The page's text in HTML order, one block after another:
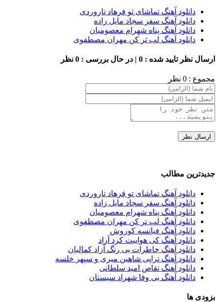
دانلود آهنگ تماشای تو فرهاد تاروردی
دانلود آهنگ سفر سجاد مایل زاده
دانلود آهنگ پناه شهرام معصومیان
دانلود آهنگ لب تر کن مهران مصطفوی
ارسال نظرتایید شده : 0 | در حال بررسی : 0 نظر
مجموع : 0 نظر
جدیدترین مطالب
دانلود آهنگ تماشای تو فرهاد تاروردی
دانلود آهنگ سفر سجاد مایل زاده
دانلود آهنگ پناه شهرام معصومیان
دانلود آهنگ لب تر کن مهران مصطفوی
دانلود آهنگ فیانسه کوروش
دانلود آهنگ کی هواییت کرد آراد
دانلود آهنگ خاطرات بی رنگ آزاد کمالیان
دانلود آهنگ تراپی شاهین میری و سپهر خلسه
دانلود آهنگ تقاص امید سلطانی
دانلود آهنگ بی وفا شهراد سیستان
بزودی ها